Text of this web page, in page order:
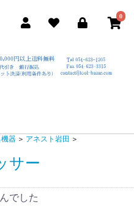
0
器 ＞ アネスト岩田 ＞
サー
でした